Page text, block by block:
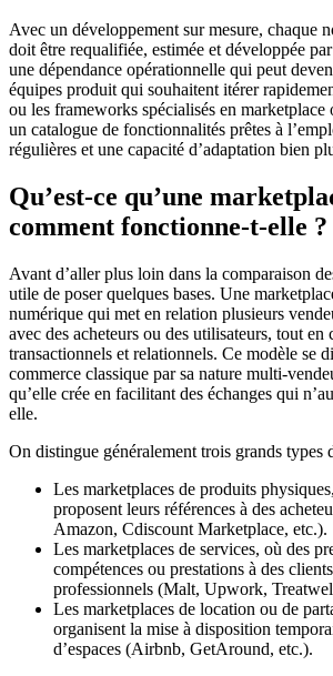
Avec un développement sur mesure, chaque
doit être requalifiée, estimée et développée
une dépendance opérationnelle qui peut
équipes produit qui souhaitent itérer
ou les frameworks spécialisés en marketplace
un catalogue de fonctionnalités prêtes à
régulières et une capacité d’adaptation bien
Qu’est-ce qu’une
comment fonctionne-t-elle ?
Avant d’aller plus loin dans la comparaison
utile de poser quelques bases. Une
numérique qui met en relation plusieurs
avec des acheteurs ou des utilisateurs, tout
transactionnels et relationnels. Ce modèle se
commerce classique par sa nature multi-
qu’elle crée en facilitant des échanges qui
elle.
On distingue généralement trois grands types
Les marketplaces de produits
proposent leurs références à des
Amazon, Cdiscount Marketplace, etc.).
Les marketplaces de services, où des
compétences ou prestations à des
professionnels (Malt, Upwork,
Les marketplaces de location ou de
organisent la mise à disposition
d’espaces (Airbnb, GetAround, etc.).